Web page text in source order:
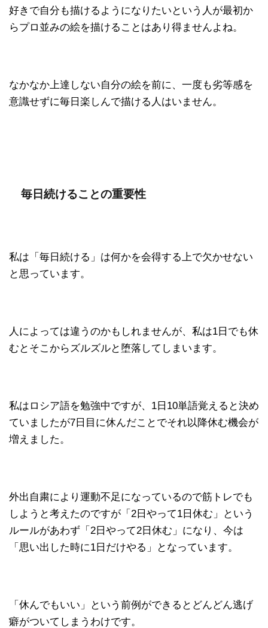
好きで自分も描けるようになりたいという人が最初か
らプロ並みの絵を描けることはあり得ませんよね。
なかなか上達しない自分の絵を前に、一度も劣等感を
意識せずに毎日楽しんで描ける人はいません。
毎日続けることの重要性
私は「毎日続ける」は何かを会得する上で欠かせない
と思っています。
人によっては違うのかもしれませんが、私は1日でも休
むとそこからズルズルと堕落してしまいます。
私はロシア語を勉強中ですが、1日10単語覚えると決め
ていましたが7日目に休んだことでそれ以降休む機会が
増えました。
外出自粛により運動不足になっているので筋トレでも
しようと考えたのですが「2日やって1日休む」という
ルールがあわず「2日やって2日休む」になり、今は
「思い出した時に1日だけやる」となっています。
「休んでもいい」という前例ができるとどんどん逃げ
癖がついてしまうわけです。